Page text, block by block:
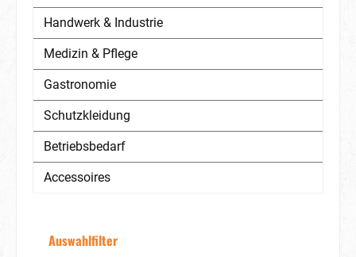
Handwerk & Industrie
Medizin & Pflege
Gastronomie
Schutzkleidung
Betriebsbedarf
Accessoires
Auswahlfilter